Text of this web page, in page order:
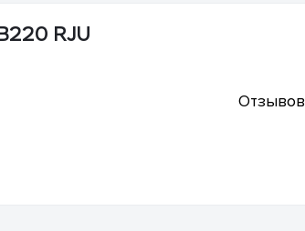
RJU